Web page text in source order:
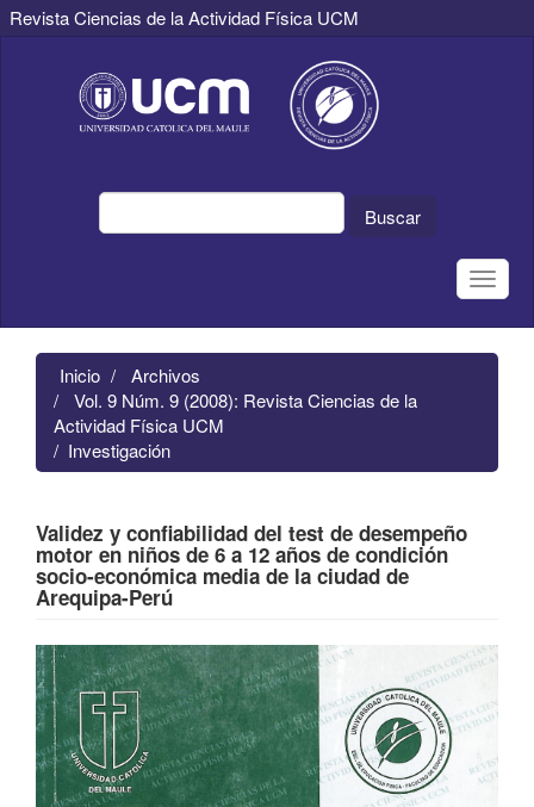
Revista Ciencias de la Actividad Física UCM
principal
Contenido
principal
Buscar
Toggle
Inicio
Archivos
Vol. 9 Núm. 9 (2008): Revista Ciencias de la
Actividad Física UCM
Investigación
Validez y confiabilidad del test de desempeño
motor en niños de 6 a 12 años de condición
socio-económica media de la ciudad de
Arequipa-Perú
Barra
lateral
del
artículo